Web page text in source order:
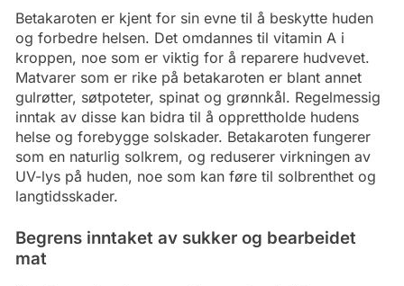
Betakaroten er kjent for sin evne til å beskytte huden
og forbedre helsen. Det omdannes til vitamin A i
kroppen, noe som er viktig for å reparere hudvevet.
Matvarer som er rike på betakaroten er blant annet
gulrøtter, søtpoteter, spinat og grønnkål. Regelmessig
inntak av disse kan bidra til å opprettholde hudens
helse og forebygge solskader. Betakaroten fungerer
som en naturlig solkrem, og reduserer virkningen av
UV-lys på huden, noe som kan føre til solbrenthet og
langtidsskader.
Begrens inntaket av sukker og bearbeidet
mat